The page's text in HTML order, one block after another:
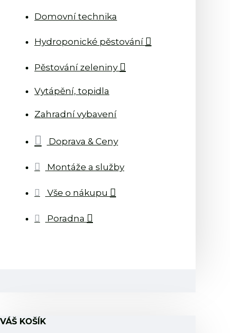
Domovní technika
Hydroponické pěstování
Pěstování zeleniny
Vytápění, topidla
Zahradní vybavení
Doprava & Ceny
Montáže a služby
Vše o nákupu
Poradna
VÁŠ KOŠÍK